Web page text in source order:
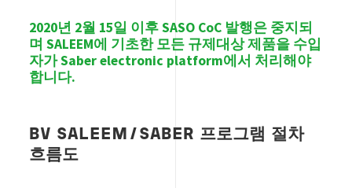
2020년 2월 15일 이후 SASO CoC 발행은 중지되
며 SALEEM에 기초한 모든 규제대상 제품을 수입
자가 Saber electronic platform에서 처리해야
합니다.
BV SALEEM/SABER 프로그램 절차
흐름도